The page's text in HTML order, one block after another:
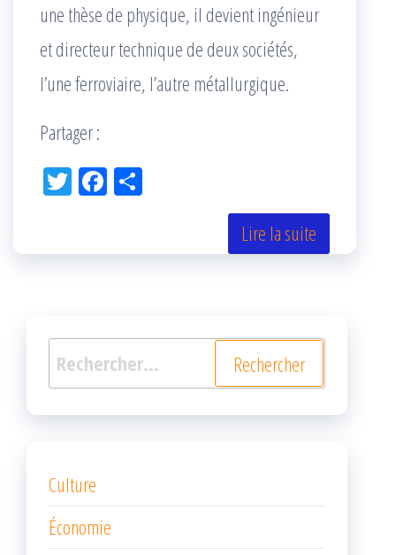
une thèse de physique, il devient ingénieur
et directeur technique de deux sociétés,
l’une ferroviaire, l’autre métallurgique.
Partager :
Tw Fac
k r
Lire la suite
Rechercher :
Culture
Économie